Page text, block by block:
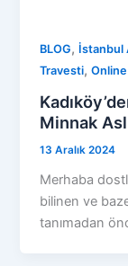
BLOG, İstanbul
Travesti,
Minnak
13 Aralık 2024
Merhaba
bilinen ve
tanımadan